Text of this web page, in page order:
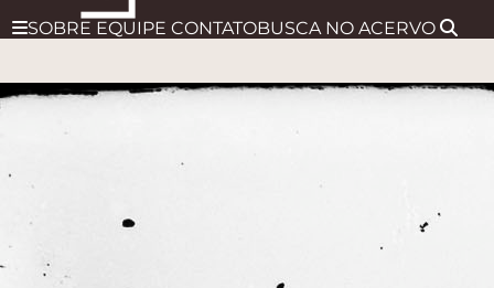
SOBRE EQUIPE CONTATOBUSCA NO ACERVO